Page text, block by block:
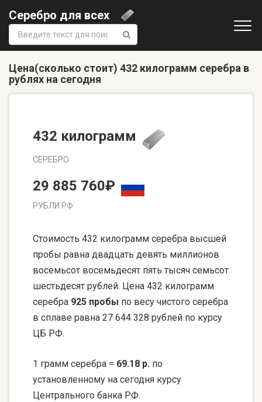
Серебро для всех
Поиск:
Цена(сколько стоит) 432 килограмм серебра в
рублях на сегодня
432 килограмм
СЕРЕБРО
29 885 760₽
РУБЛИ РФ
Стоимость 432 килограмм серебра высшей
пробы равна двадцать девять миллионов
восемьсот восемьдесят пять тысяч семьсот
шестьдесят рублей. Цена 432 килограмм
серебра 925 пробы по весу чистого серебра
в сплаве равна 27 644 328 рублей по курсу
ЦБ РФ.
1 грамм серебра = 69.18 р. по
установленному на сегодня курсу
Центрального банка РФ.